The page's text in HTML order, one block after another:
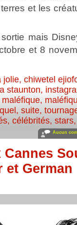
et les
mais
et 8
jolie, chiwetel
staunton,
maléfique,
,suite,
célébrités, stars
Aucun
Cannes
et